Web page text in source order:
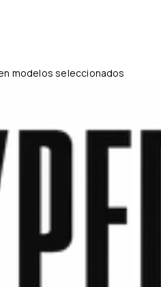
modelos seleccionados